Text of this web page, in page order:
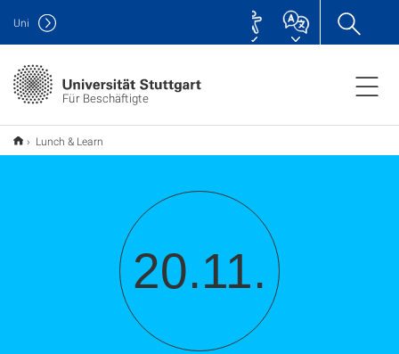
Für Beschäftigte
Uni
Lunch & Learn
20.11.